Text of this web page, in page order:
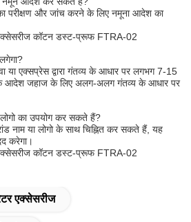
परीक्षण और जांच करने के लिए नमूना आदेश का
एक्सेसरीज कॉटन डस्ट-प्रूफ FTRA-02
या एक्सप्रेस द्वारा गंतव्य के आधार पर लगभग 7-15
आदेश जहाज के लिए अलग-अलग गंतव्य के आधार पर
का उपयोग कर सकते हैं?
नाम या लोगो के साथ चिह्नित कर सकते हैं, यह
करेगा।
एक्सेसरीज कॉटन डस्ट-प्रूफ FTRA-02
एक्सेसरीज